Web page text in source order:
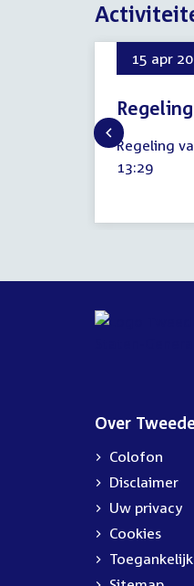
15 apr
15
april
2021
Regeling
Tijd
13:29
Over
Colofon
Disclaimer
Uw privacy
Cookies